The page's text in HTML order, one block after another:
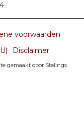
voorwaarden
Disclaimer
gemaakt door Stelings